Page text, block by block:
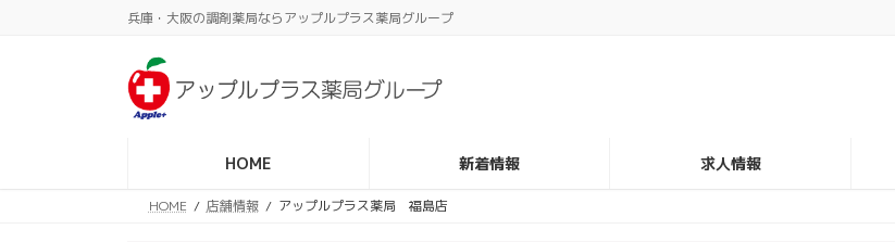
兵庫・大阪の調剤薬局ならアップルプラス薬局グループ
HOME 新着情報 求人情報
HOME 店舗情報 アップルプラス薬局 福島店